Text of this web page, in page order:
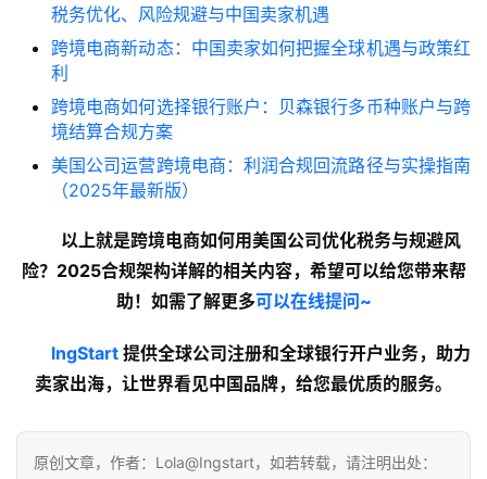
税务优化、风险规避与中国卖家机遇
跨境电商新动态：中国卖家如何把握全球机遇与政策红
利
跨境电商如何选择银行账户：贝森银行多币种账户与跨
境结算合规方案
美国公司运营跨境电商：利润合规回流路径与实操指南
（2025年最新版）
以上就是跨境电商如何用美国公司优化税务与规避风
险？2025合规架构详解的相关内容，希望可以给您带来帮
助！如需了解更多可以在线提问~
lngStart 提供全球公司注册和全球银行开户业务，助力
卖家出海，让世界看见中国品牌，给您最优质的服务。
原创文章，作者：Lola@Ingstart，如若转载，请注明出处：